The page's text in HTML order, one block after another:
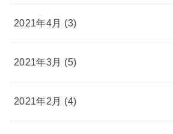
2021年4月 (3)
2021年3月 (5)
2021年2月 (4)